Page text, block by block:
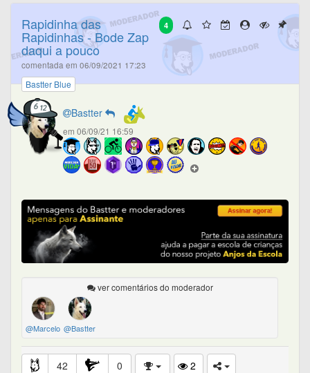
4
Rapidinha das
Rapidinhas - Bode Zap
daqui a pouco
comentada em 06/09/2021 17:23
Bastter Blue
Bastter
em 06/09/21 16:59
ver comentários do moderador
@Marcelo @Bastter
42 0
2